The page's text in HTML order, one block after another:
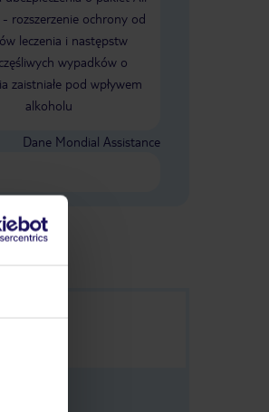
- rozszerzenie ochrony od
leczenia i następstw
wypadków o
zaistniałe pod wpływem
alkoholu
Dane Mondial Assistance